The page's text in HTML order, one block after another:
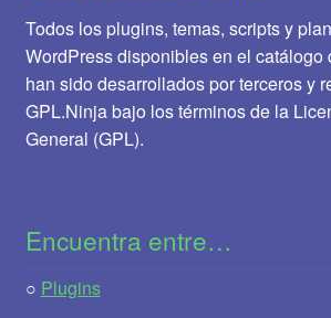
Todos los plugins, temas, scripts y
WordPress disponibles en el catálogo
han sido desarrollados por terceros y
GPL.Ninja bajo los términos de la
General (GPL).
Encuentra entre…
○ Plugins